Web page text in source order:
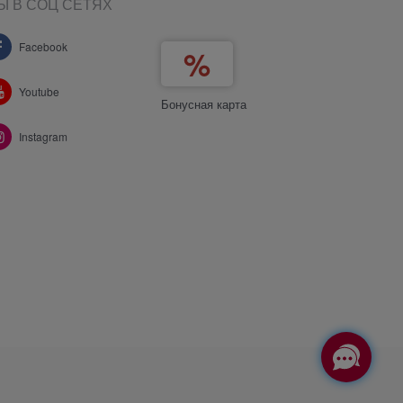
В СОЦ СЕТЯХ
Facebook
Youtube
Instagram
Бонусная карта